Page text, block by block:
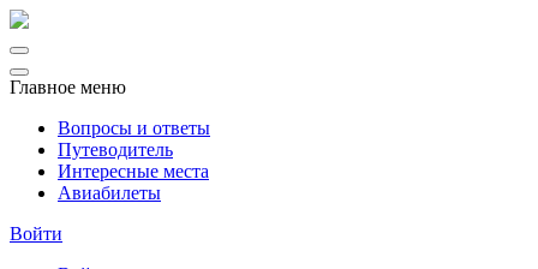
Главное меню
Вопросы и ответы
Путеводитель
Интересные места
Авиабилеты
Войти